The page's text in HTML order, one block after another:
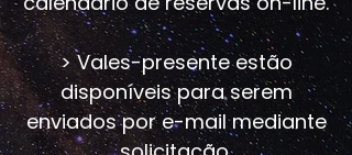
> Vales-presente estão
disponíveis para serem
enviados por e-mail mediante